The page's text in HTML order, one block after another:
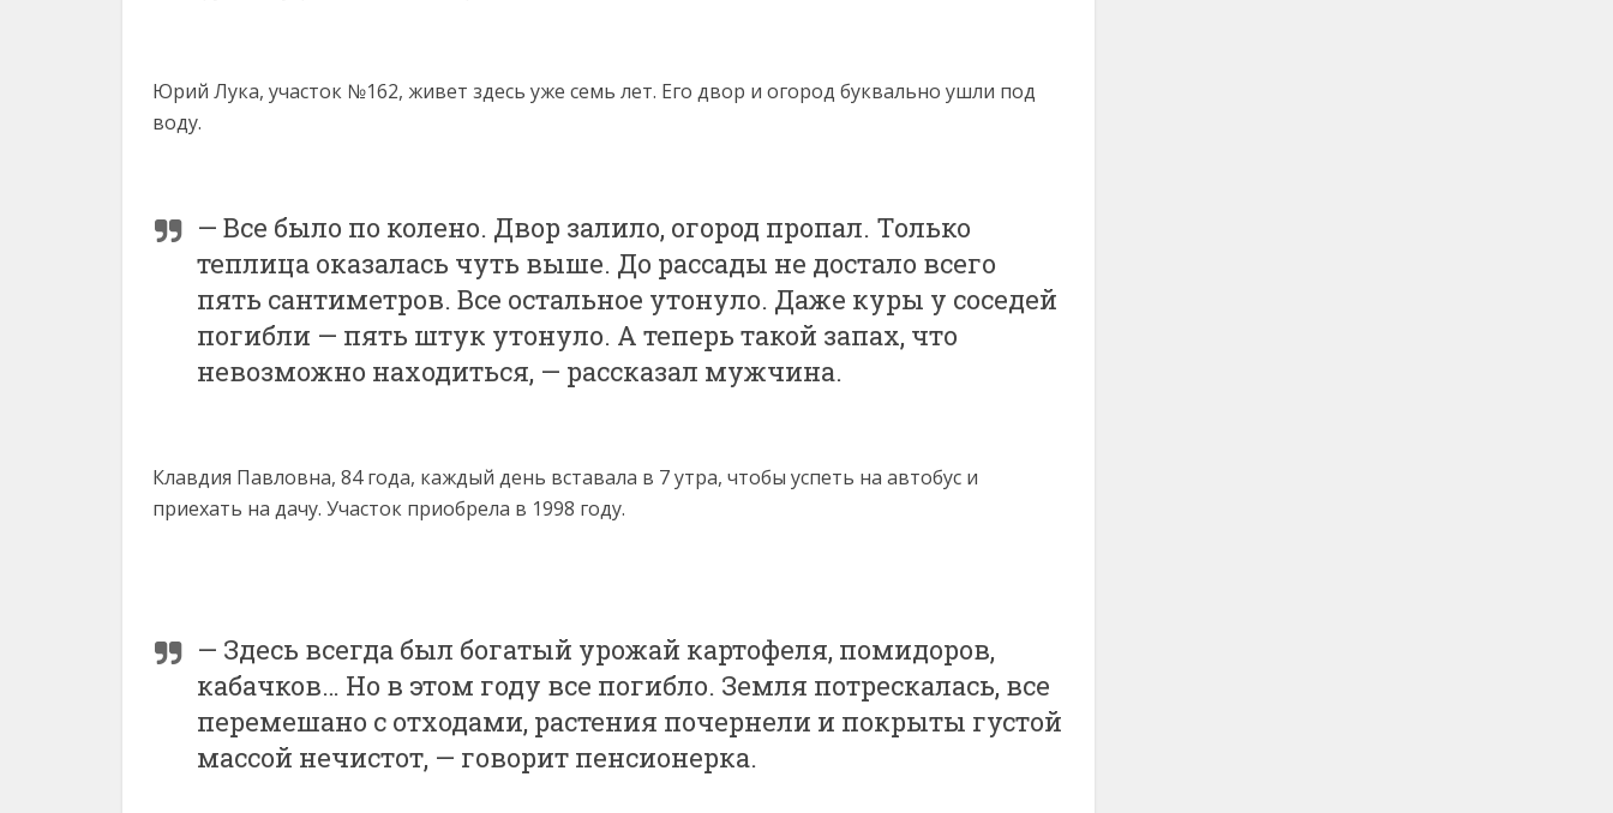
Юрий Лука, участок №162, живет здесь уже семь лет. Его двор и огород буквально ушли под
воду.
— Все было по колено. Двор залило, огород пропал. Только
теплица оказалась чуть выше. До рассады не достало всего
пять сантиметров. Все остальное утонуло. Даже куры у соседей
погибли — пять штук утонуло. А теперь такой запах, что
невозможно находиться, — рассказал мужчина.
Клавдия Павловна, 84 года, каждый день вставала в 7 утра, чтобы успеть на автобус и
приехать на дачу. Участок приобрела в 1998 году.
— Здесь всегда был богатый урожай картофеля, помидоров,
кабачков… Но в этом году все погибло. Земля потрескалась, все
перемешано с отходами, растения почернели и покрыты густой
массой нечистот, — говорит пенсионерка.